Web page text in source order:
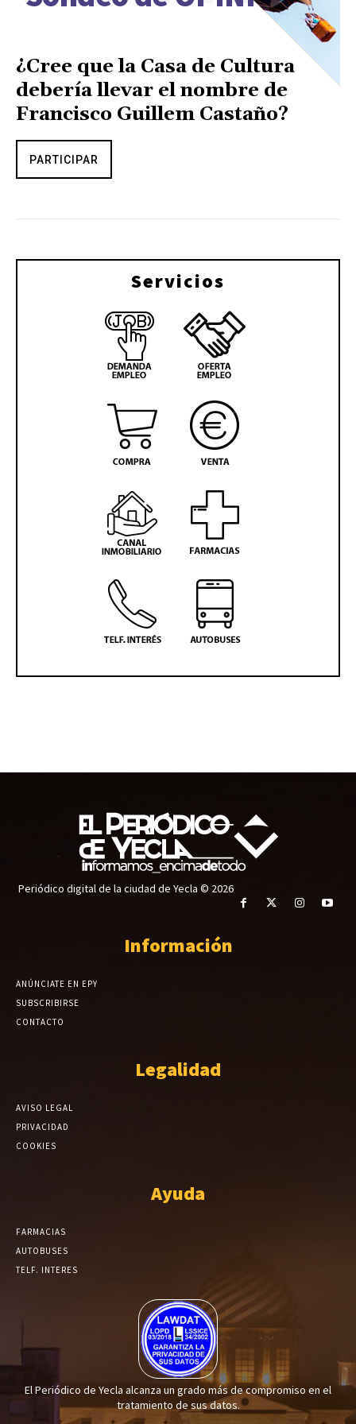
¿Cree que la Casa de Cultura
debería llevar el nombre de
Francisco Guillem Castaño?
PARTICIPAR
Servicios
Periódico digital de la ciudad de Yecla © 2026
Información
ANÚNCIATE EN EPY
SUBSCRIBIRSE
CONTACTO
Legalidad
AVISO LEGAL
PRIVACIDAD
COOKIES
Ayuda
FARMACIAS
AUTOBUSES
TELF. INTERES
El Periódico de Yecla alcanza un grado más de compromiso en el
tratamiento de sus datos.